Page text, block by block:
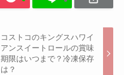
コストコのキングスハワイ
アンスイートロールの賞味
期限はいつまで？冷凍保存
は？